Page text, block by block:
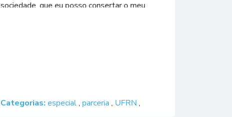
sociedade, que eu posso consertar o meu
Categorias: especial, parceria , UFRN ,